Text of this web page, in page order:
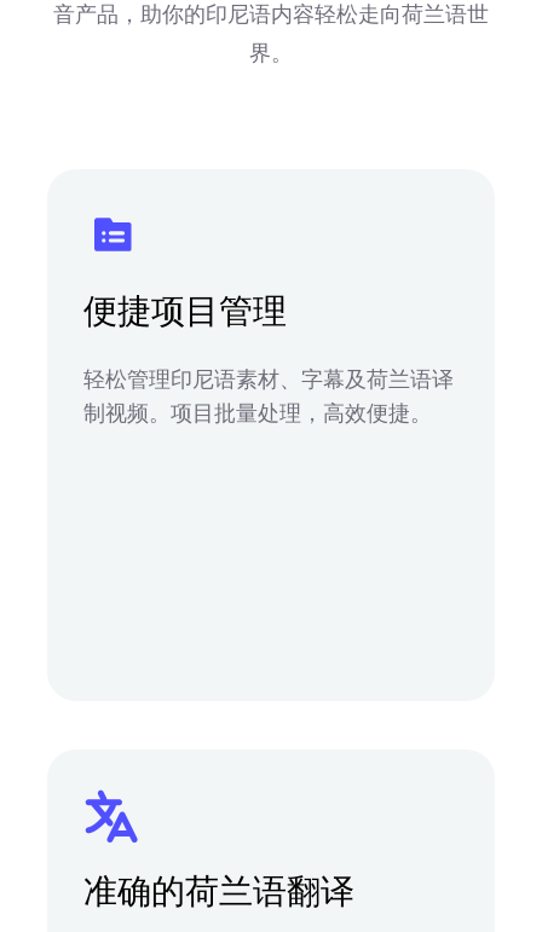
音产品，助你的印尼语内容轻松走向荷兰语世
界。
便捷项目管理
轻松管理印尼语素材、字幕及荷兰语译
制视频。项目批量处理，高效便捷。
准确的荷兰语翻译